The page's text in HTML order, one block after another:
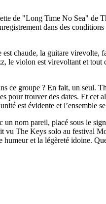
de "Long Time No Sea" de
dans des
chaude, la guitare virevolte,
le violon est virevoltant et
ce groupe ? En fait, un
pour trouver des dates. Et
est évidente et l’ensemble
un nom pareil, placé sous le
vu The Keys solo au festival
et la légèreté idoine.